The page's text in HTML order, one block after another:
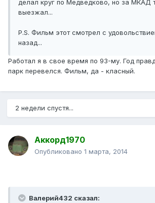
делал круг по Медведково, но за МКАД
выезжал...
P.S. Фильм этот смотрел с
назад...
Работал я в свое время по 93-му. Год
парк перевелся. Фильм, да - класный.
2 недели спустя...
Аккорд1970
Опубликовано 1 марта, 2014
Валерий432 сказал: